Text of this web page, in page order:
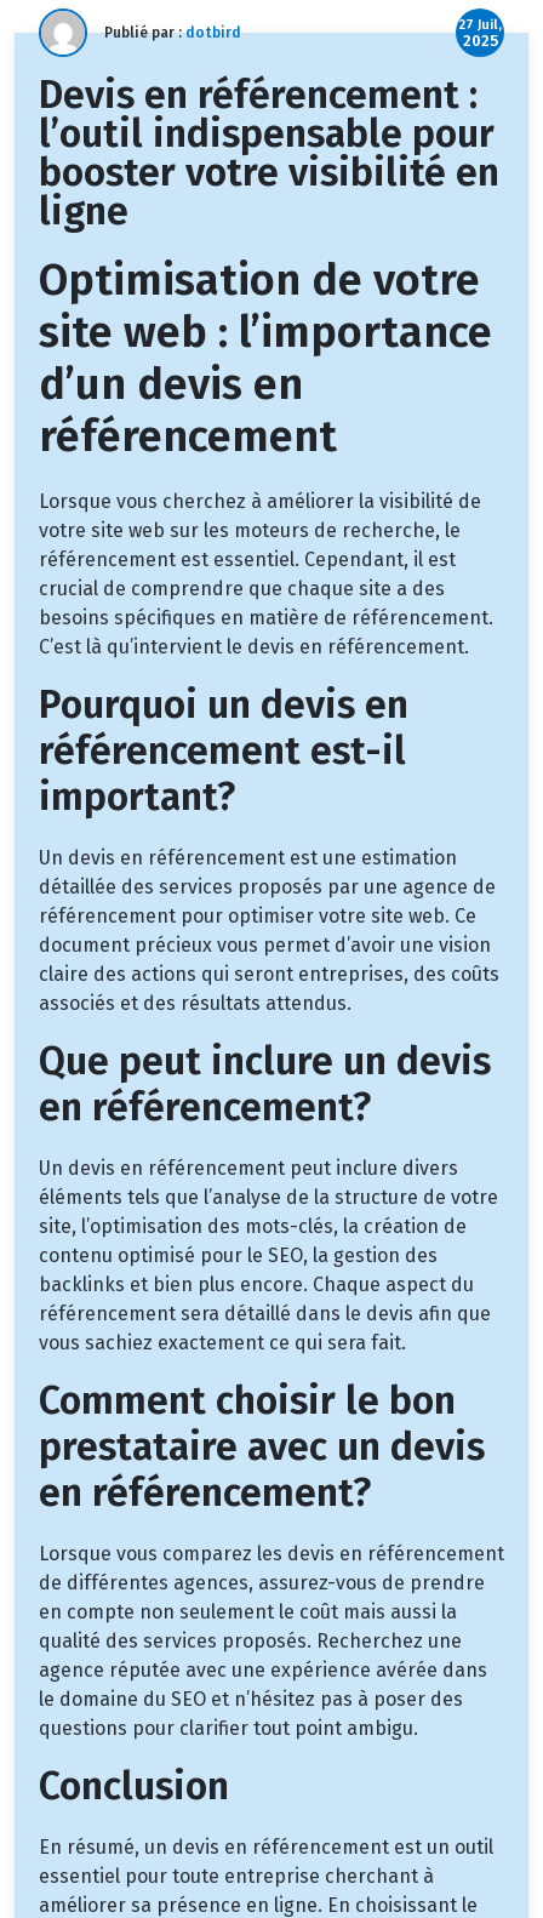
Publié par :dotbird 27 Juil,
2025
Devis en référencement :
l’outil indispensable pour
booster votre visibilité en
ligne
Optimisation de votre
site web : l’importance
d’un devis en
référencement
Lorsque vous cherchez à améliorer la visibilité de
votre site web sur les moteurs de recherche, le
référencement est essentiel. Cependant, il est
crucial de comprendre que chaque site a des
besoins spécifiques en matière de référencement.
C’est là qu’intervient le devis en référencement.
Pourquoi un devis en
référencement est-il
important?
Un devis en référencement est une estimation
détaillée des services proposés par une agence de
référencement pour optimiser votre site web. Ce
document précieux vous permet d’avoir une vision
claire des actions qui seront entreprises, des coûts
associés et des résultats attendus.
Que peut inclure un devis
en référencement?
Un devis en référencement peut inclure divers
éléments tels que l’analyse de la structure de votre
site, l’optimisation des mots-clés, la création de
contenu optimisé pour le SEO, la gestion des
backlinks et bien plus encore. Chaque aspect du
référencement sera détaillé dans le devis afin que
vous sachiez exactement ce qui sera fait.
Comment choisir le bon
prestataire avec un devis
en référencement?
Lorsque vous comparez les devis en référencement
de différentes agences, assurez-vous de prendre
en compte non seulement le coût mais aussi la
qualité des services proposés. Recherchez une
agence réputée avec une expérience avérée dans
le domaine du SEO et n’hésitez pas à poser des
questions pour clarifier tout point ambigu.
Conclusion
En résumé, un devis en référencement est un outil
essentiel pour toute entreprise cherchant à
améliorer sa présence en ligne. En choisissant le